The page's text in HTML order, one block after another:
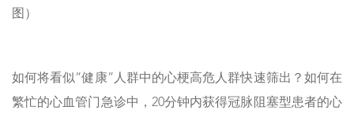
图）
如何将看似“健康”人群中的心梗高危人群快速筛出？如何在
繁忙的心血管门急诊中，20分钟内获得冠脉阻塞型患者的心